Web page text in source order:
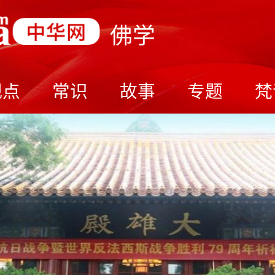
佛学
常识 故事 专题